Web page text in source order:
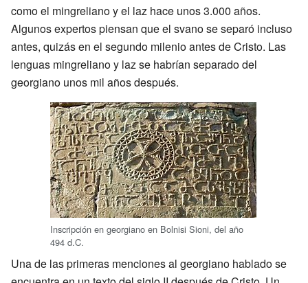
como el mingreliano y el laz hace unos 3.000 años.
Algunos expertos piensan que el svano se separó incluso
antes, quizás en el segundo milenio antes de Cristo. Las
lenguas mingreliano y laz se habrían separado del
georgiano unos mil años después.
Inscripción en georgiano en Bolnisi Sioni, del año
494 d.C.
Una de las primeras menciones al georgiano hablado se